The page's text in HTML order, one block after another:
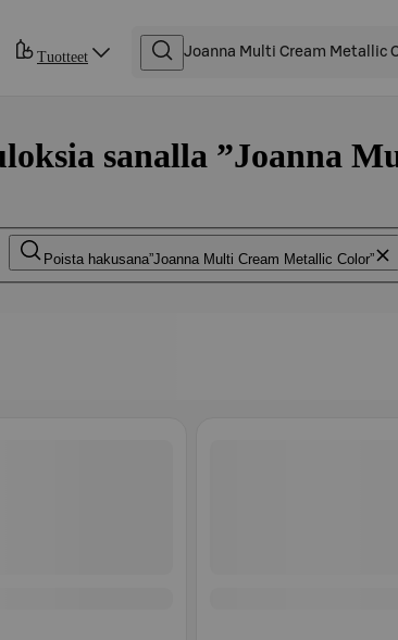
Tuotteet
sanalla ”Joanna
Poista hakusana Joanna Multi Cream Metallic Color